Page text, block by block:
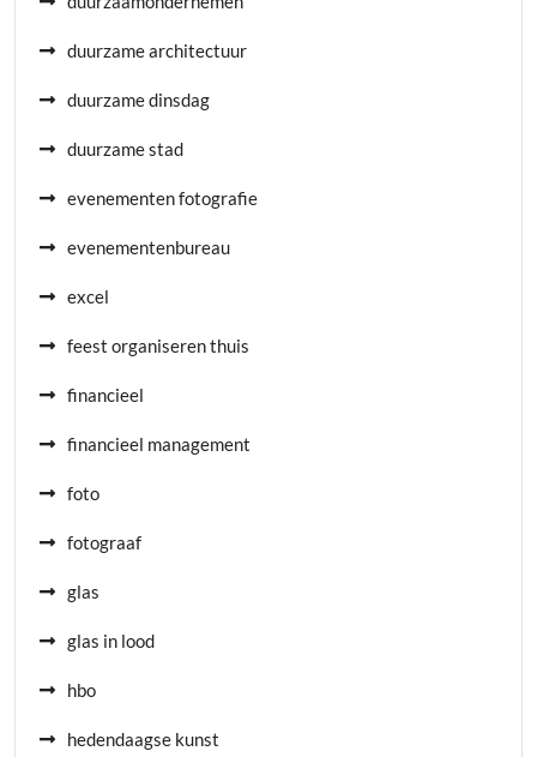
duurzame architectuur
duurzame dinsdag
duurzame stad
evenementen fotografie
evenementenbureau
excel
feest organiseren thuis
financieel
financieel management
foto
fotograaf
glas
glas in lood
hbo
hedendaagse kunst